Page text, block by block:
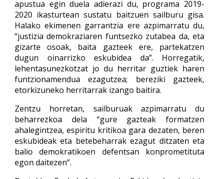
apustua egin duela adierazi du, programa 2019-
2020 ikasturtean sustatu baitzuen sailburu gisa.
Halako ekimenen garrantzia ere azpimarratu du,
“justizia demokraziaren funtsezko zutabea da, eta
gizarte osoak, baita gazteek ere, partekatzen
dugun oinarrizko eskubidea da”. Horregatik,
lehentasunezkotzat jo du herritar guztiek haren
funtzionamendua ezagutzea; bereziki gazteek,
etorkizuneko herritarrak izango baitira.
Zentzu horretan, sailburuak azpimarratu du
beharrezkoa dela “gure gazteak formatzen
ahalegintzea, espiritu kritikoa gara dezaten, beren
eskubideak eta betebeharrak ezagut ditzaten eta
balio demokratikoen defentsan konprometituta
egon daitezen”.